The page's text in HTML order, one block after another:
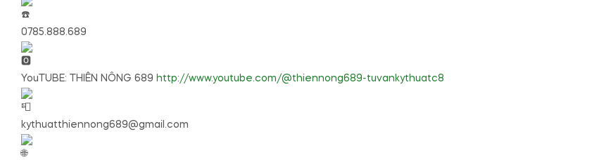
0785.888.689
YouTUBE: THIÊN NÔNG 689 http://www.youtube.com/@thiennong689-tuvankythuatc8
kythuatthiennong689@gmail.com